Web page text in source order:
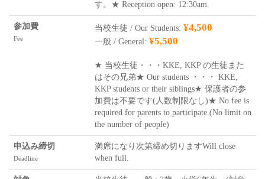
す。★ Reception open: 12:30am.
参加費
Fee
当校生徒 / Our Students: ¥4,500
一般 / General: ¥5,500
★ 当校生徒・・・KKE, KKP の生徒また
はその兄弟★ Our students ・・・ KKE,
KKP students or their siblings★ 保護者の参
加費は不要です(人数制限なし)★ No fee is
required for parents to participate.(No limit on
the number of people)
申込み締切
Deadline
満席になり次第締め切りますWill close
when full.